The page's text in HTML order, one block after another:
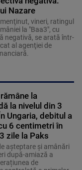
Nazare
vineri, ratingul
la "Baa3", cu
negativă, se arată într-
al agenţiei de
la
la nivelul din 3
Ungaria, debitul a
6 centimetri în
zile la Paks
așteptare și amânări
după-amiază a
de